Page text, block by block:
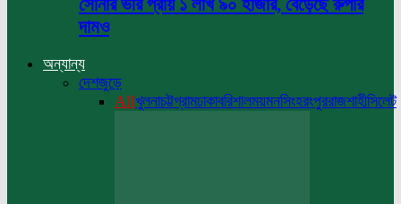
সোনার ভরি প্রায় ১ লাখ ৯০ হাজার, বেড়েছে রুপার
দামও
অন্যান্য
দেশজুড়ে
Allখুলনাচট্টগ্রামঢাকাবরিশালময়মনসিংহরংপুররাজশাহীসিলেট